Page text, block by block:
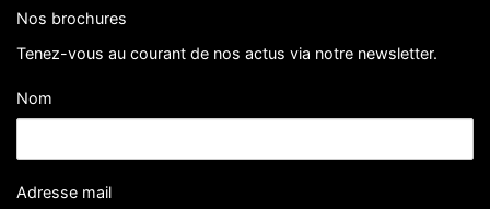
Nos brochures
Tenez-vous au courant de nos actus via notre newsletter.
Nom
Adresse mail